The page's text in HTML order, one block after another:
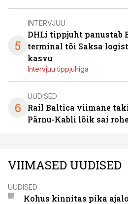
5
INTERVJUU
DHLi tippjuht panustab
terminal tõi Saksa
kasvu
Intervjuu tippjuhiga
6
UUDISED
Rail Baltica viimane
Pärnu-Kabli lõik sai
VIIMASED UUDISED
UUDISED
Kohus kinnitas pika